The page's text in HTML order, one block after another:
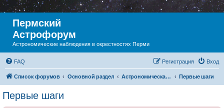
Пермский
Астрофорум
Астрономические наблюдения в окрестностях Перми
FAQ Вход
Регистрация
Список форумов Основной раздел Астрономическая фотография Первые шаги
Первые шаги